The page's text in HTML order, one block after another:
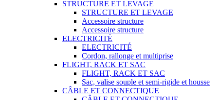
STRUCTURE ET LEVAGE
STRUCTURE ET LEVAGE
Accessoire structure
Accessoire structure
ELECTRICITÉ
ELECTRICITÉ
Cordon, rallonge et multiprise
FLIGHT, RACK ET SAC
FLIGHT, RACK ET SAC
Sac, valise souple et semi-rigide et housse
CÂBLE ET CONNECTIQUE